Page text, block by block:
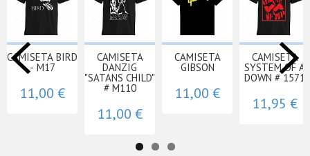
CAMISETA BIRD
- M17
11,00 €
CAMISETA
DANZIG
"SATANS CHILD"
# M110
11,00 €
CAMISETA
GIBSON
11,00 €
CAMISETA
SYSTEM OF A
DOWN # 1571
11,95 €